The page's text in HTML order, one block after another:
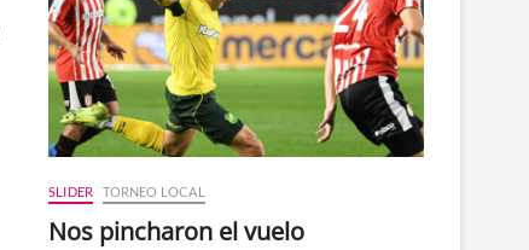
SLIDER TORNEO LOCAL
Nos pincharon el vuelo